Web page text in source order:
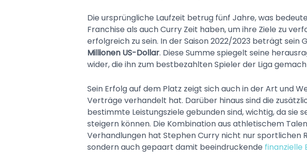
Die ursprüngliche Laufzeit betrug fünf Jahre, was
Franchise als auch Curry Zeit haben, um ihre Ziele zu
erfolgreich zu sein. In der Saison 2022/2023 beträgt sein
Millionen US-Dollar. Diese Summe spiegelt seine
wider, die ihn zum bestbezahlten Spieler der Liga
Sein Erfolg auf dem Platz zeigt sich auch in der Art und
Verträge verhandelt hat. Darüber hinaus sind die
bestimmte Leistungsziele gebunden sind, wichtig, da sie
steigern können. Die Kombination aus athletischem
Verhandlungen hat Stephen Curry nicht nur sportlichen
sondern auch gepaart damit beeindruckende finanzielle